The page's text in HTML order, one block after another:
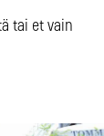
tai et vain